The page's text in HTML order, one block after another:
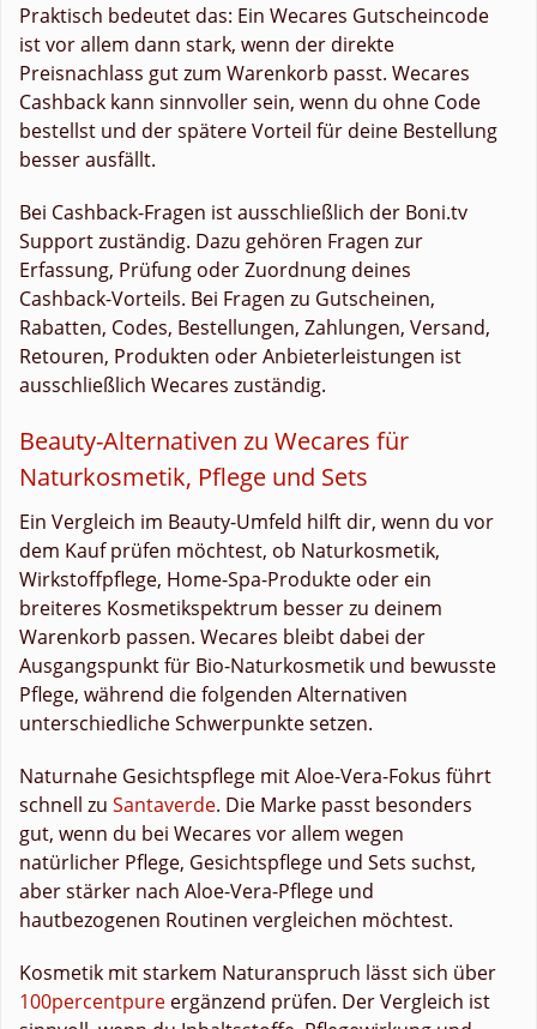
Praktisch bedeutet das: Ein Wecares Gutscheincode
ist vor allem dann stark, wenn der direkte
Preisnachlass gut zum Warenkorb passt. Wecares
Cashback kann sinnvoller sein, wenn du ohne Code
bestellst und der spätere Vorteil für deine Bestellung
besser ausfällt.
Bei Cashback-Fragen ist ausschließlich der Boni.tv
Support zuständig. Dazu gehören Fragen zur
Erfassung, Prüfung oder Zuordnung deines
Cashback-Vorteils. Bei Fragen zu Gutscheinen,
Rabatten, Codes, Bestellungen, Zahlungen, Versand,
Retouren, Produkten oder Anbieterleistungen ist
ausschließlich Wecares zuständig.
Beauty-Alternativen zu Wecares für
Naturkosmetik, Pflege und Sets
Ein Vergleich im Beauty-Umfeld hilft dir, wenn du vor
dem Kauf prüfen möchtest, ob Naturkosmetik,
Wirkstoffpflege, Home-Spa-Produkte oder ein
breiteres Kosmetikspektrum besser zu deinem
Warenkorb passen. Wecares bleibt dabei der
Ausgangspunkt für Bio-Naturkosmetik und bewusste
Pflege, während die folgenden Alternativen
unterschiedliche Schwerpunkte setzen.
Naturnahe Gesichtspflege mit Aloe-Vera-Fokus führt
schnell zu Santaverde. Die Marke passt besonders
gut, wenn du bei Wecares vor allem wegen
natürlicher Pflege, Gesichtspflege und Sets suchst,
aber stärker nach Aloe-Vera-Pflege und
hautbezogenen Routinen vergleichen möchtest.
Kosmetik mit starkem Naturanspruch lässt sich über
100percentpure ergänzend prüfen. Der Vergleich ist